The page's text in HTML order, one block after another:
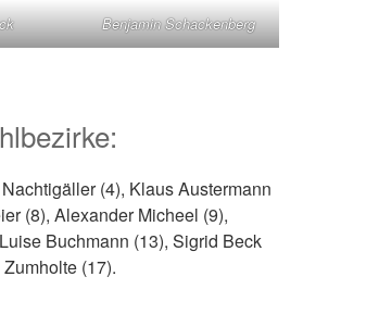
Benjamin Schackenberg
(4), Klaus Austermann
(8), Alexander Micheel (9),
Buchmann (13), Sigrid Beck
(17).